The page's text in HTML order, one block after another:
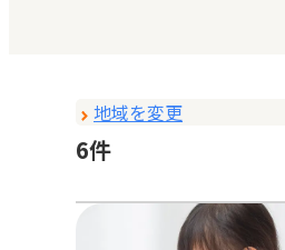
地域を変更
6件